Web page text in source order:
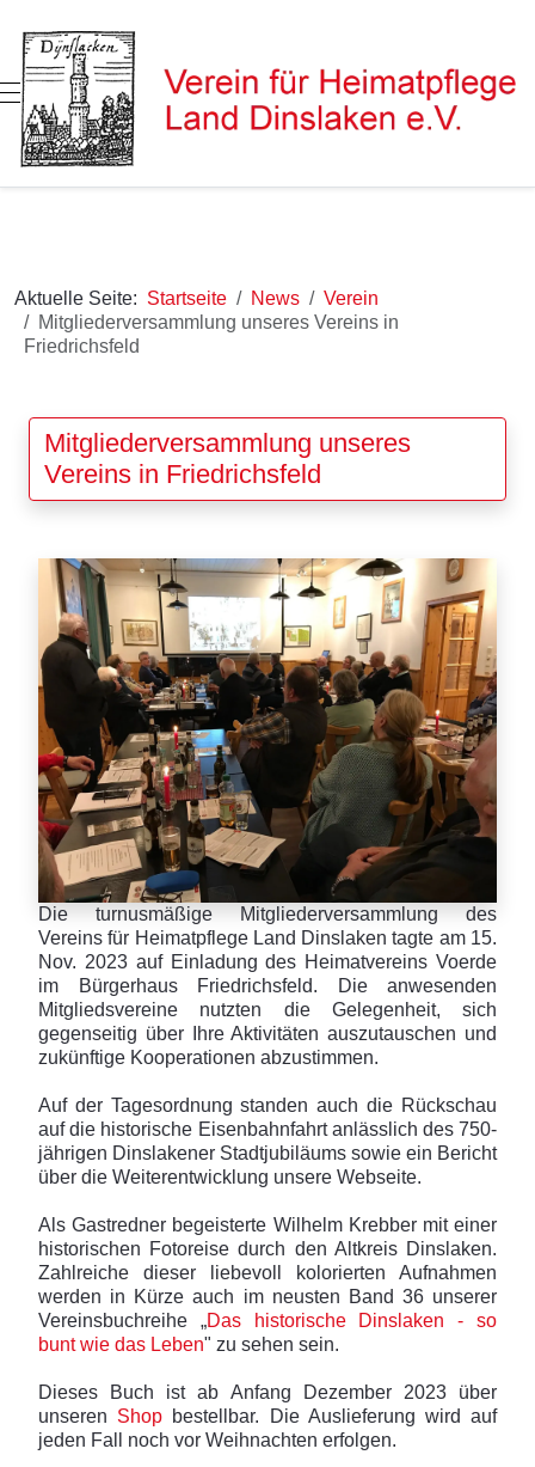
Mobile Menu Toggle
Aktuelle Seite: Startseite News
Verein
Mitgliederversammlung unseres Vereins in
Friedrichsfeld
Mitgliederversammlung unseres
Vereins in Friedrichsfeld
Die turnusmäßige Mitgliederversammlung des
Vereins für Heimatpflege Land Dinslaken tagte am 15.
Nov. 2023 auf Einladung des Heimatvereins Voerde
im Bürgerhaus Friedrichsfeld. Die anwesenden
Mitgliedsvereine nutzten die Gelegenheit, sich
gegenseitig über Ihre Aktivitäten auszutauschen und
zukünftige Kooperationen abzustimmen.
Auf der Tagesordnung standen auch die Rückschau
auf die historische Eisenbahnfahrt anlässlich des 750-
jährigen Dinslakener Stadtjubiläums sowie ein Bericht
über die Weiterentwicklung unsere Webseite.
Als Gastredner begeisterte Wilhelm Krebber mit einer
historischen Fotoreise durch den Altkreis Dinslaken.
Zahlreiche dieser liebevoll kolorierten Aufnahmen
werden in Kürze auch im neusten Band 36 unserer
Vereinsbuchreihe „Das historische Dinslaken - so
bunt wie das Leben" zu sehen sein.
Dieses Buch ist ab Anfang Dezember 2023 über
unseren Shop bestellbar. Die Auslieferung wird auf
jeden Fall noch vor Weihnachten erfolgen.